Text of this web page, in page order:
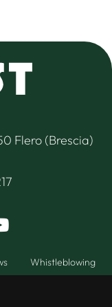
Whistleblowing
Flero (Brescia)